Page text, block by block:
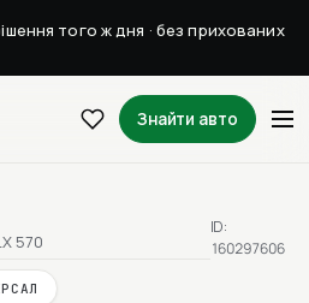
того ж дня · без прихованих
Знайти авто
570
ID:
160297606